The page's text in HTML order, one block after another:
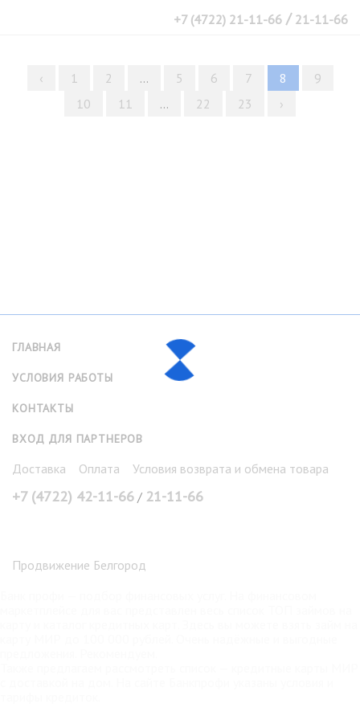
+7 (4722) 21-11-66 / 21-11-66
‹ 1 2 ... 5 6 7 8
9
10
11 ... 22 23 ›
ГЛАВНАЯ
УСЛОВИЯ РАБОТЫ
КОНТАКТЫ
ВХОД ДЛЯ ПАРТНЕРОВ
Доставка Оплата Условия возврата и обмена товара
+7 (4722) 42-11-66 / 21-11-66
Продвижение Белгород